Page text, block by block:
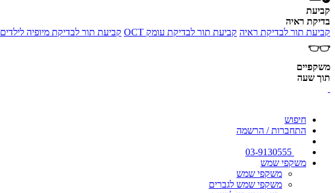
קביעת
בדיקת ראיה
קביעת תור לבדיקת ראיה קביעת תור לבדיקת עומק OCT קביעת תור לבדיקת מיופיה לילדים
משקפיים
תוך שעה
חיפוש
התחברות / הרשמה
משקפי שמש
משקפי שמש
משקפי שמש לגברים